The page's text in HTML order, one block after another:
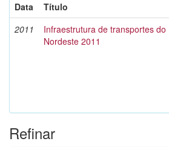
Data
Título
2011
Infraestrutura de transportes do
Nordeste 2011
Refinar